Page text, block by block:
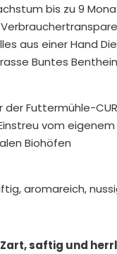
bis zu 9
aus einer Hand
Buntes
Futtermühle-
vom eigenem
Biohöfen
aromareich,
saftig und